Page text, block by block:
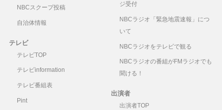
NBCスクープ投稿
自治体情報
テレビ
テレビTOP
テレビinformation
テレビ番組表
Pint
ジ受付
NBCラジオ「緊急地震速報」につ
いて
NBCラジオをテレビで観る
NBCラジオの番組がFMラジオでも
聞ける！
出演者
出演者TOP